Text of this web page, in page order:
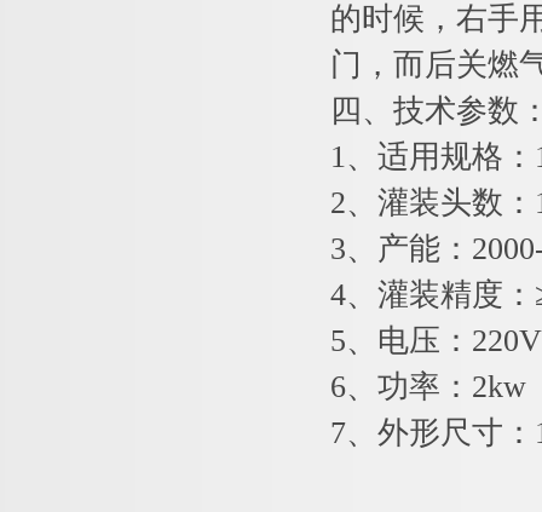
的时候，右手
门，而后关燃
四、技术参数
1、适用规格
2、灌装头数：
3、产能：
4、灌装精度：
5、电压：
6、功率：2kw
7、外形尺寸：